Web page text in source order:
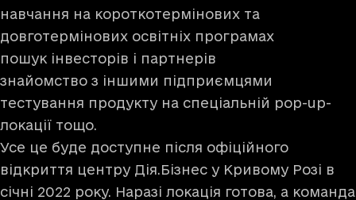
навчання на короткотермінових та
довготермінових освітніх програмах
пошук інвесторів і партнерів
знайомство з іншими підприємцями
тестування продукту на спеціальній pop-up-
локації тощо.
Усе це буде доступне після офіційного
відкриття центру Дія.Бізнес у Кривому Розі в
січні 2022 року. Наразі локація готова, а команда